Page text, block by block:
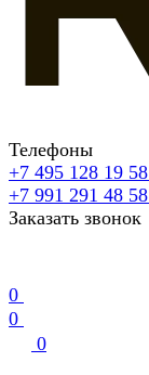
Телефоны
+7 495 128 19 58
+7 991 291 48 58
Заказать звонок
0
0
0